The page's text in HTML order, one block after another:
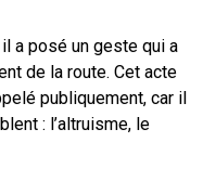
a posé un geste qui a
de la route. Cet acte
publiquement, car il
: l’altruisme, le